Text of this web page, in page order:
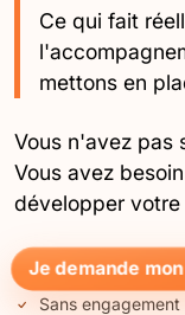
Ce qui fait
mettons en
Vous n'avez pas
Vous avez
développer
Je demande
Sans engagement